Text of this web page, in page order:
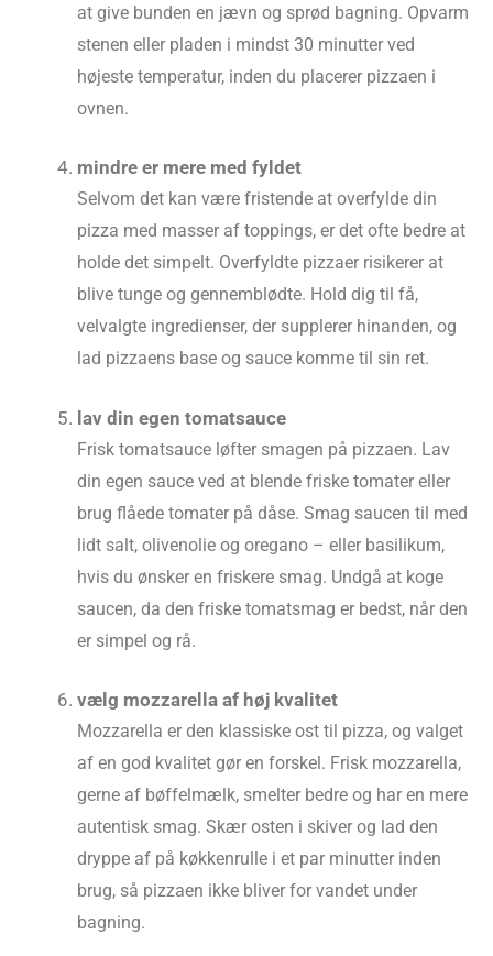
at give bunden en jævn og sprød bagning. Opvarm
stenen eller pladen i mindst 30 minutter ved
højeste temperatur, inden du placerer pizzaen i
ovnen.
mindre er mere med fyldet
Selvom det kan være fristende at overfylde din
pizza med masser af toppings, er det ofte bedre at
holde det simpelt. Overfyldte pizzaer risikerer at
blive tunge og gennemblødte. Hold dig til få,
velvalgte ingredienser, der supplerer hinanden, og
lad pizzaens base og sauce komme til sin ret.
lav din egen tomatsauce
Frisk tomatsauce løfter smagen på pizzaen. Lav
din egen sauce ved at blende friske tomater eller
brug flåede tomater på dåse. Smag saucen til med
lidt salt, olivenolie og oregano – eller basilikum,
hvis du ønsker en friskere smag. Undgå at koge
saucen, da den friske tomatsmag er bedst, når den
er simpel og rå.
vælg mozzarella af høj kvalitet
Mozzarella er den klassiske ost til pizza, og valget
af en god kvalitet gør en forskel. Frisk mozzarella,
gerne af bøffelmælk, smelter bedre og har en mere
autentisk smag. Skær osten i skiver og lad den
dryppe af på køkkenrulle i et par minutter inden
brug, så pizzaen ikke bliver for vandet under
bagning.